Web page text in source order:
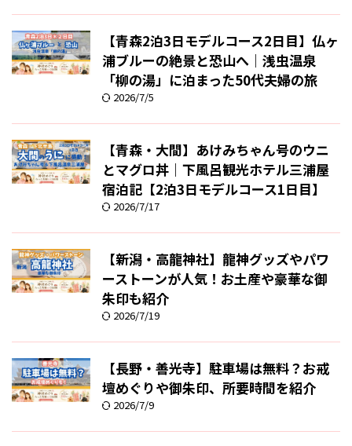
【青森2泊3日モデルコース2日目】仏ヶ
浦ブルーの絶景と恐山へ｜浅虫温泉
「柳の湯」に泊まった50代夫婦の旅
2026/7/5
【青森・大間】あけみちゃん号のウニ
とマグロ丼｜下風呂観光ホテル三浦屋
宿泊記【2泊3日モデルコース1日目】
2026/7/17
【新潟・高龍神社】龍神グッズやパワ
ーストーンが人気！お土産や豪華な御
朱印も紹介
2026/7/19
【長野・善光寺】駐車場は無料？お戒
壇めぐりや御朱印、所要時間を紹介
2026/7/9